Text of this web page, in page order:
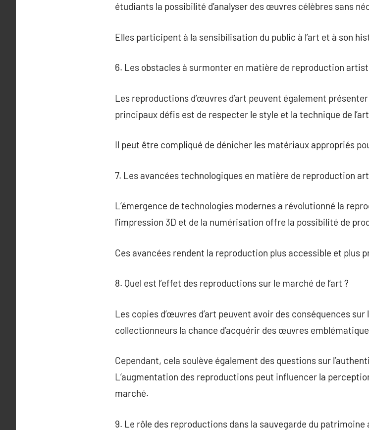
étudiants la possibilité d’analyser des œuvres célèbres sans
Elles participent à la sensibilisation du public à l’art et à son
6. Les obstacles à surmonter en matière de reproduction
Les reproductions d’œuvres d’art peuvent également
principaux défis est de respecter le style et la technique de
Il peut être compliqué de dénicher les matériaux appropriés
7. Les avancées technologiques en matière de reproduction
L’émergence de technologies modernes a révolutionné la
l’impression 3D et de la numérisation offre la possibilité de
Ces avancées rendent la reproduction plus accessible et plus
8. Quel est l’effet des reproductions sur le marché de l’art ?
Les copies d’œuvres d’art peuvent avoir des conséquences
collectionneurs la chance d’acquérir des œuvres
Cependant, cela soulève également des questions sur
L’augmentation des reproductions peut influencer la
marché.
9. Le rôle des reproductions dans la sauvegarde du